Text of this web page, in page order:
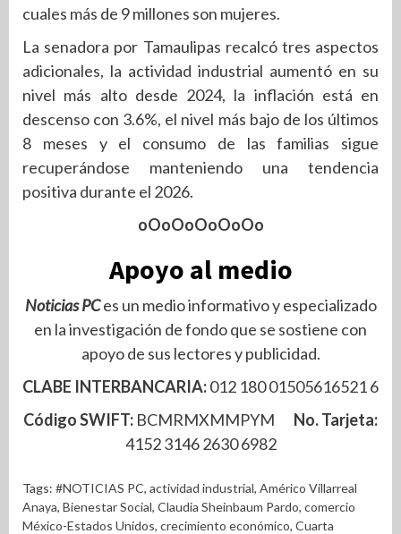
cuales más de 9 millones son mujeres.
La senadora por Tamaulipas recalcó tres aspectos
adicionales, la actividad industrial aumentó en su
nivel más alto desde 2024, la inflación está en
descenso con 3.6%, el nivel más bajo de los últimos
8 meses y el consumo de las familias sigue
recuperándose manteniendo una tendencia
positiva durante el 2026.
oOoOoOoOoOo
Apoyo al medio
Noticias PCes un medio informativo y especializado
en la investigación de fondo que se sostiene con
apoyo de sus lectores y publicidad.
CLABE INTERBANCARIA:012 180 01505616521 6
Código SWIFT: BCMRMXMMPYM No. Tarjeta:
4152 3146 2630 6982
Tags: #NOTICIAS PC, actividad industrial, Américo Villarreal
Anaya, Bienestar Social, Claudia Sheinbaum Pardo, comercio
México-Estados Unidos, crecimiento económico, Cuarta